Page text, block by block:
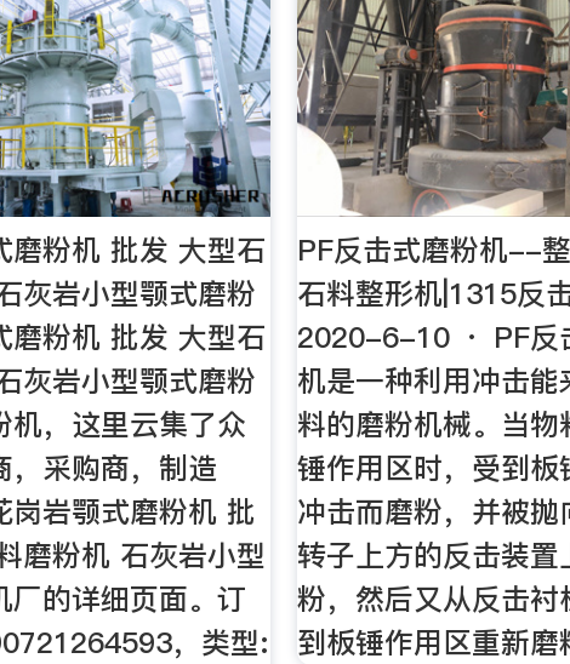
磨粉机 批发 大型石
灰岩小型颚式磨粉
磨粉机 批发 大型石
灰岩小型颚式磨粉
机，这里云集了众
，采购商，制造
岗岩颚式磨粉机 批
磨粉机 石灰岩小型
厂的详细页面。订
，类型:
PF反击式磨粉机--
石料整形机|1315反
2020-6-10 · PF反
机是一种利用冲击能
料的磨粉机械。当物
锤作用区时，受到板
冲击而磨粉，并被抛
转子上方的反击装置
粉，然后又从反击衬
到板锤作用区重新磨